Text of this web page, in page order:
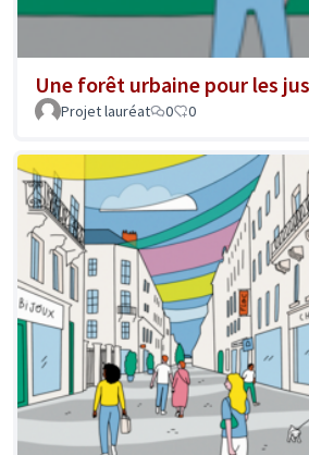
Une forêt urbaine pour les
Projet lauréat 0 0